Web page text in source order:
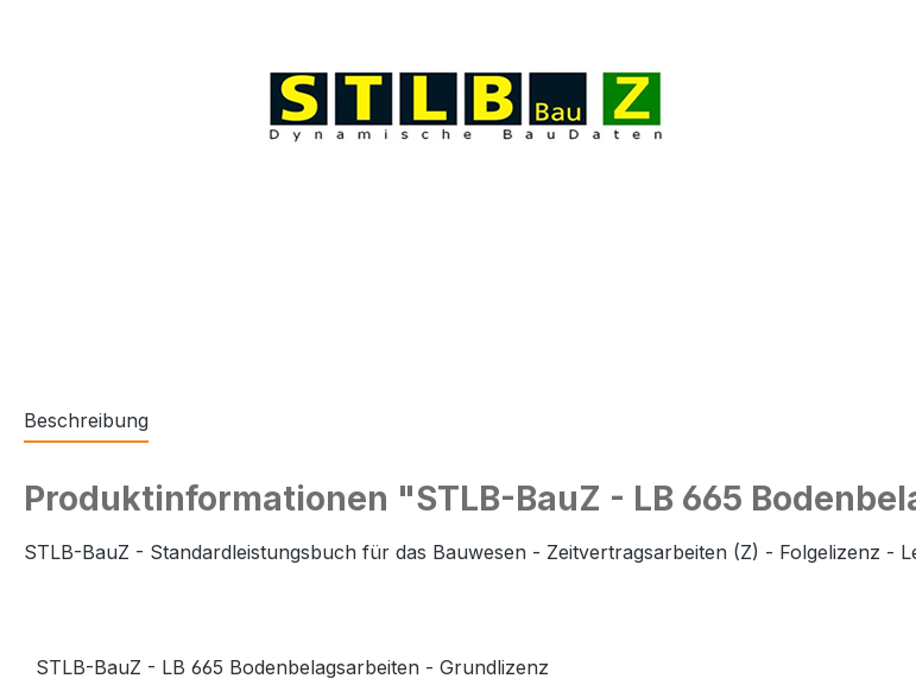
Beschreibung
Produktinformationen "STLB-BauZ - LB 665
STLB-BauZ - Standardleistungsbuch für das Bauwesen - Zeitvertragsarbeiten (Z) - Folgelizenz -
STLB-BauZ - LB 665 Bodenbelagsarbeiten - Grundlizenz